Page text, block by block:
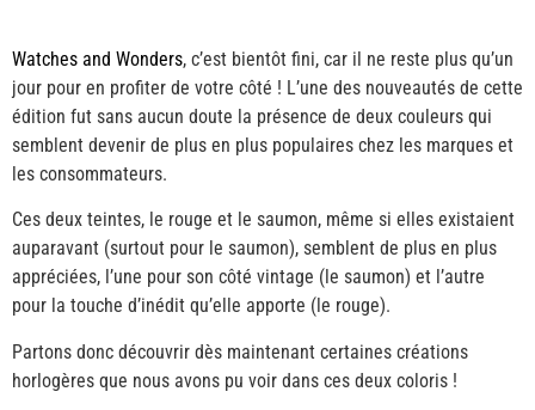
Watches and Wonders, c’est bientôt fini, car il ne reste plus qu’un
jour pour en profiter de votre côté ! L’une des nouveautés de cette
édition fut sans aucun doute la présence de deux couleurs qui
semblent devenir de plus en plus populaires chez les marques et
les consommateurs.
Ces deux teintes, le rouge et le saumon, même si elles existaient
auparavant (surtout pour le saumon), semblent de plus en plus
appréciées, l’une pour son côté vintage (le saumon) et l’autre
pour la touche d’inédit qu’elle apporte (le rouge).
Partons donc découvrir dès maintenant certaines créations
horlogères que nous avons pu voir dans ces deux coloris !